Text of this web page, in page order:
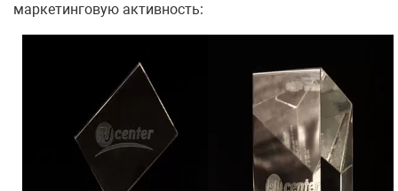
маркетинговую активность: